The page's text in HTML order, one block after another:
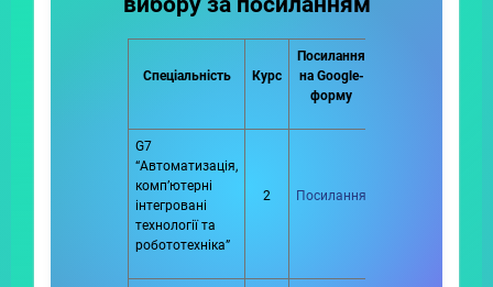
Спеціальність Курс
Посилання
на Google-
форму
G7
“Автоматизація,
комп’ютерні
інтегровані
технології та
робототехніка”
2 Посилання